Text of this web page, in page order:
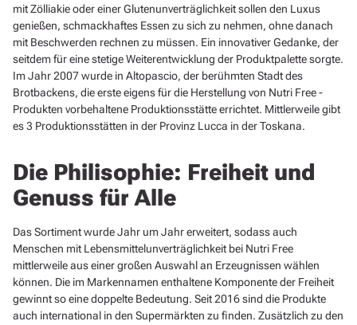
mit Zölliakie oder einer Glutenunverträglichkeit sollen den Luxus
genießen, schmackhaftes Essen zu sich zu nehmen, ohne danach
mit Beschwerden rechnen zu müssen. Ein innovativer Gedanke, der
seitdem für eine stetige Weiterentwicklung der Produktpalette sorgte.
Im Jahr 2007 wurde in Altopascio, der berühmten Stadt des
Brotbackens, die erste eigens für die Herstellung von Nutri Free -
Produkten vorbehaltene Produktionsstätte errichtet. Mittlerweile gibt
es 3 Produktionsstätten in der Provinz Lucca in der Toskana.
Die Philisophie: Freiheit und
Genuss für Alle
Das Sortiment wurde Jahr um Jahr erweitert, sodass auch
Menschen mit Lebensmittelunverträglichkeit bei Nutri Free
mittlerweile aus einer großen Auswahl an Erzeugnissen wählen
können. Die im Markennamen enthaltene Komponente der Freiheit
gewinnt so eine doppelte Bedeutung. Seit 2016 sind die Produkte
auch international in den Supermärkten zu finden. Zusätzlich zu den